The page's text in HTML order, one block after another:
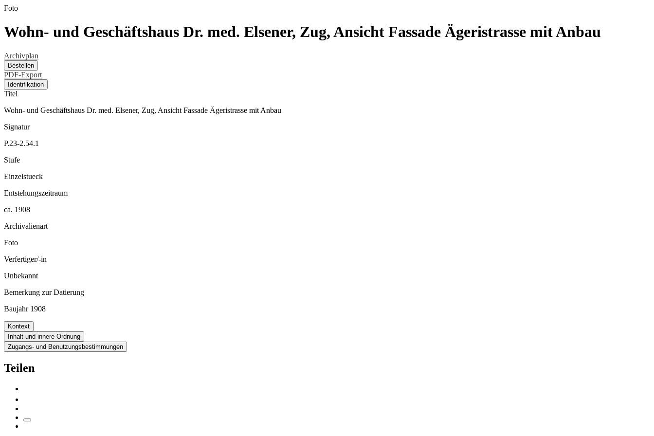
Foto
Wohn- und Geschäftshaus Dr. med. Elsener, Zug, Ansicht Fassade Ägeristrasse mit Anbau
Archivplan
Bestellen
PDF-Export
Identifikation
Titel
Wohn- und Geschäftshaus Dr. med. Elsener, Zug, Ansicht Fassade Ägeristrasse mit Anbau
Signatur
P.23-2.54.1
Stufe
Einzelstueck
Entstehungszeitraum
ca. 1908
Archivalienart
Foto
Verfertiger/-in
Unbekannt
Bemerkung zur Datierung
Baujahr 1908
Kontext
Inhalt und innere Ordnung
Zugangs- und Benutzungsbestimmungen
Teilen